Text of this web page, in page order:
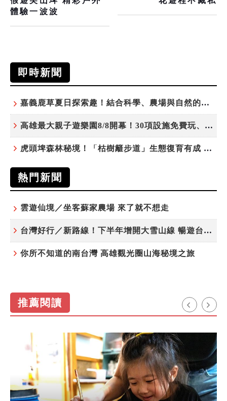
體驗一波波
即時新聞
嘉義鹿草夏日探索趣！結合科學、農場與自然的親子小旅行
高雄最大親子遊樂園8/8開幕！30項設施免費玩、YOYO家族嗨翻暑假
虎頭埤森林秘境！「枯樹籬步道」生態復育有成 走進大自然生命教室
熱門新聞
雲遊仙境／坐客蘇家農場 來了就不想走
台灣好行／新路線！下半年增開大雪山線 暢遊台中更便利
你所不知道的南台灣 高雄觀光圈山海秘境之旅
推薦閱讀